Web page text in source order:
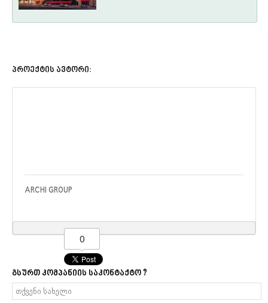
პროექტის ავტორი:
ARCHI GROUP
0
გსურთ კომპანიის საკონტაქტო ?